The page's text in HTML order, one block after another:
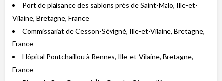
Port de plaisance des sablons près de Saint-Malo, Ille-et-
Vilaine, Bretagne, France
Commissariat de Cesson-Sévigné, Ille-et-Vilaine, Bretagne,
France
Hôpital Pontchaillou à Rennes, Ille-et-Vilaine, Bretagne,
France